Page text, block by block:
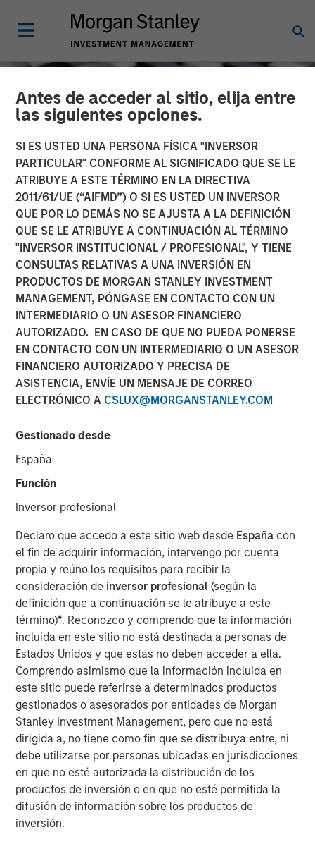
Antes de acceder al sitio, elija entre
las siguientes opciones.
SI ES USTED UNA PERSONA FÍSICA "INVERSOR
PARTICULAR" CONFORME AL SIGNIFICADO QUE SE LE
ATRIBUYE A ESTE TÉRMINO EN LA DIRECTIVA
2011/61/UE (“AIFMD”) O SI ES USTED UN INVERSOR
QUE POR LO DEMÁS NO SE AJUSTA A LA DEFINICIÓN
QUE SE LE ATRIBUYE A CONTINUACIÓN AL TÉRMINO
"INVERSOR INSTITUCIONAL / PROFESIONAL", Y TIENE
CONSULTAS RELATIVAS A UNA INVERSIÓN EN
PRODUCTOS DE MORGAN STANLEY INVESTMENT
MANAGEMENT, PÓNGASE EN CONTACTO CON UN
INTERMEDIARIO O UN ASESOR FINANCIERO
AUTORIZADO. EN CASO DE QUE NO PUEDA PONERSE
EN CONTACTO CON UN INTERMEDIARIO O UN ASESOR
FINANCIERO AUTORIZADO Y PRECISA DE
ASISTENCIA, ENVÍE UN MENSAJE DE CORREO
ELECTRÓNICO A CSLUX@MORGANSTANLEY.COM
Gestionado desde
España
Función
Inversor profesional
Declaro que accedo a este sitio web desde España con
el fin de adquirir información, intervengo por cuenta
propia y reúno los requisitos para recibir la
consideración de inversor profesional(según la
definición que a continuación se le atribuye a este
término)*. Reconozco y comprendo que la información
incluida en este sitio no está destinada a personas de
Estados Unidos y que estas no deben acceder a ella.
Comprendo asimismo que la información incluida en
este sitio puede referirse a determinados productos
gestionados o asesorados por entidades de Morgan
Stanley Investment Management, pero que no está
dirigida a, no tiene como fin que se distribuya entre, ni
debe utilizarse por personas ubicadas en jurisdicciones
en que no esté autorizada la distribución de los
productos de inversión o en que no esté permitida la
difusión de información sobre los productos de
inversión.
CONSILIENT OBSERVER INSIGHTS
Wealth Transfers
10 MAYO 2022
The Authors
Michael Mauboussin
Dan Callahan, CFA
Vice President
Redistribution of Value via Capital Allocation
The goal of capital allocation, arguably
management's most important task, is to put
resources to their best use to create long-term
value per share for ongoing shareholders.
The first part of capital allocation is investing in the
business, including capital expenditures and
intangible assets.
The second part is transacting with mispriced
securities, which introduces the potential for wealth
transfers between stakeholders.
Astute investors appropriately focus on a
management's ability to invest in the business, but